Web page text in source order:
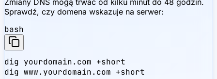
Sprawdź, czy domena wskazuje na serwer:
bash
dig yourdomain.com +short
dig www.yourdomain.com +short